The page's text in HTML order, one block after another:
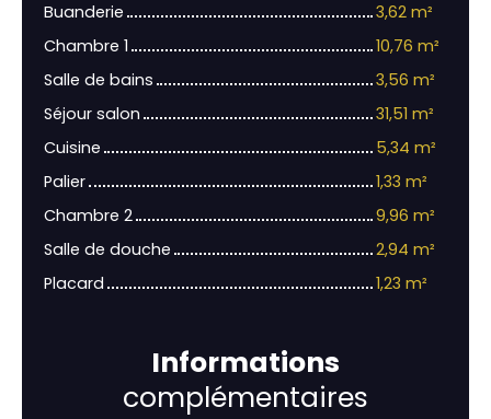
Buanderie
3,62 m²
Chambre 1
10,76 m²
Salle de bains
3,56 m²
Séjour salon
31,51 m²
Cuisine
5,34 m²
Palier
1,33 m²
Chambre 2
9,96 m²
Salle de douche
2,94 m²
Placard
1,23 m²
Informations
complémentaires